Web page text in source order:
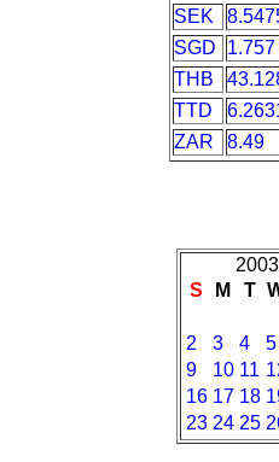
SEK
SGD
1.757
THB
TTD
ZAR
8.49
S
M T
2 3 4
5
9
10 11
16 17 18
23 24 25